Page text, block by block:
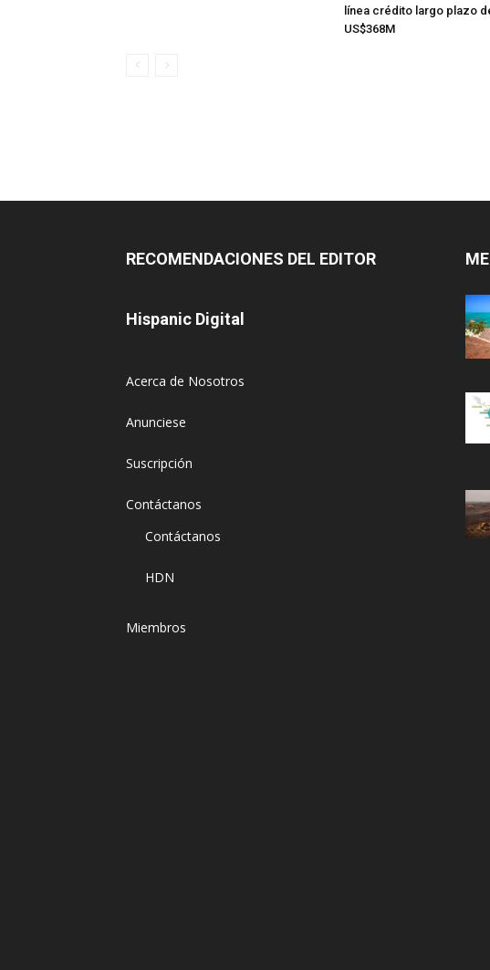
línea crédito largo plazo
US$368M
RECOMENDACIONES DEL EDITOR
Hispanic Digital
Acerca de Nosotros
Anunciese
Suscripción
Contáctanos
Contáctanos
HDN
Miembros